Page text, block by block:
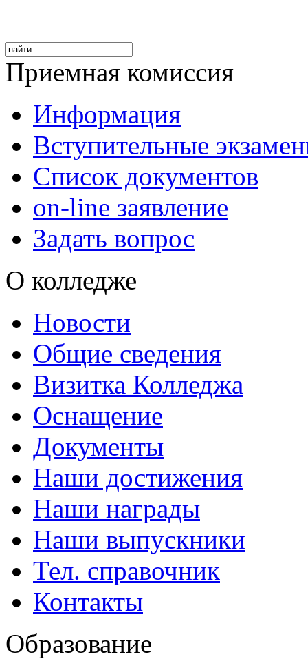
Приемная комиссия
Информация
Вступительные
Список документов
on-line заявление
Задать вопрос
О колледже
Новости
Общие сведения
Визитка Колледжа
Оснащение
Документы
Наши достижения
Наши награды
Наши выпускники
Тел. справочник
Контакты
Образование